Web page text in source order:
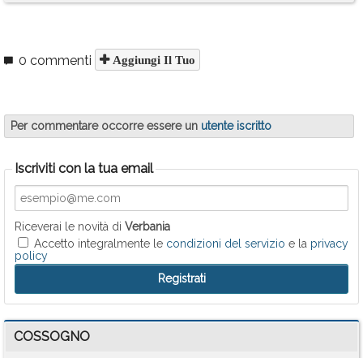
0 commenti Aggiungi Il Tuo
Per commentare occorre essere un utente iscritto
Iscriviti con la tua email
Riceverai le novità di Verbania
Accetto integralmente le condizioni del servizio e la privacy
policy
COSSOGNO